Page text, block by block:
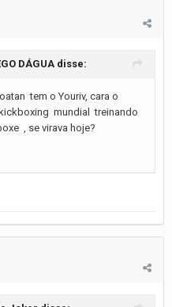
DÁGUA disse:
tem o Youriv, cara o
mundial treinando
, se virava hoje?